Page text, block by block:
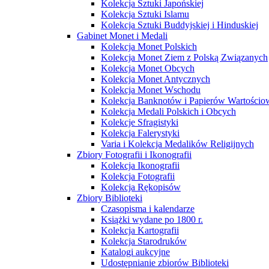
Kolekcja Sztuki Japońskiej
Kolekcja Sztuki Islamu
Kolekcja Sztuki Buddyjskiej i Hinduskiej
Gabinet Monet i Medali
Kolekcja Monet Polskich
Kolekcja Monet Ziem z Polską Związanych
Kolekcja Monet Obcych
Kolekcja Monet Antycznych
Kolekcja Monet Wschodu
Kolekcja Banknotów i Papierów
Kolekcja Medali Polskich i Obcych
Kolekcje Sfragistyki
Kolekcja Falerystyki
Varia i Kolekcja Medalików Religijnych
Zbiory Fotografii i Ikonografii
Kolekcja Ikonografii
Kolekcja Fotografii
Kolekcja Rękopisów
Zbiory Biblioteki
Czasopisma i kalendarze
Książki wydane po 1800 r.
Kolekcja Kartografii
Kolekcja Starodruków
Katalogi aukcyjne
Udostępnianie zbiorów Biblioteki